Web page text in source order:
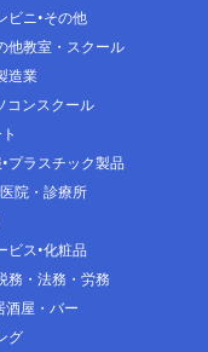
ビニ その他
他教室・スクール
造業
コンスクール
プラスチック製品
医院・診療所
ビス 化粧品
務・法務・労務
酒屋・バー
グ